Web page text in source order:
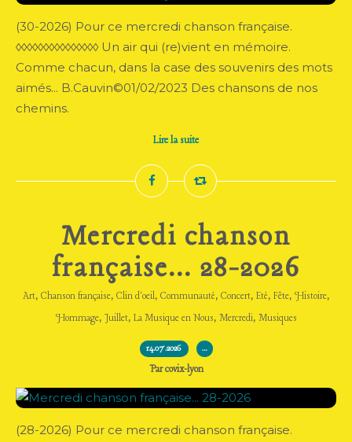
(30-2026) Pour ce mercredi chanson française.
◊◊◊◊◊◊◊◊◊◊◊◊◊◊◊ Un air qui (re)vient en mémoire.
Comme chacun, dans la case des souvenirs des mots
aimés... B.Cauvin©01/02/2023 Des chansons de nos
chemins.
Lire la suite
Mercredi chanson
française... 28-2026
Art, Chanson française, Clin d'oeil, Communauté, Concert, Eté, Fête, Histoire,
Hommage, Juillet, La Musique en Nous, Mercredi, Musiques
14.07.2026 …
Par covix-lyon
(28-2026) Pour ce mercredi chanson française.